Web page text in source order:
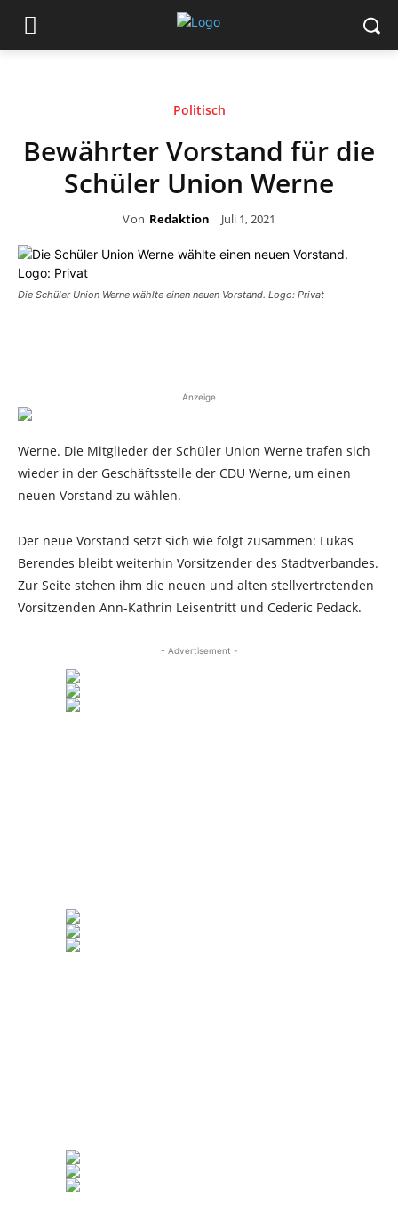
Politisch
Bewährter Vorstand für die
Schüler Union Werne
Von Redaktion Juli 1, 2021
Die Schüler Union Werne wählte einen neuen Vorstand. Logo: Privat
Anzeige
Werne. Die Mitglieder der Schüler Union Werne trafen sich
wieder in der Geschäftsstelle der CDU Werne, um einen
neuen Vorstand zu wählen.
Der neue Vorstand setzt sich wie folgt zusammen: Lukas
Berendes bleibt weiterhin Vorsitzender des Stadtverbandes.
Zur Seite stehen ihm die neuen und alten stellvertretenden
Vorsitzenden Ann-Kathrin Leisentritt und Cederic Pedack.
- Advertisement -